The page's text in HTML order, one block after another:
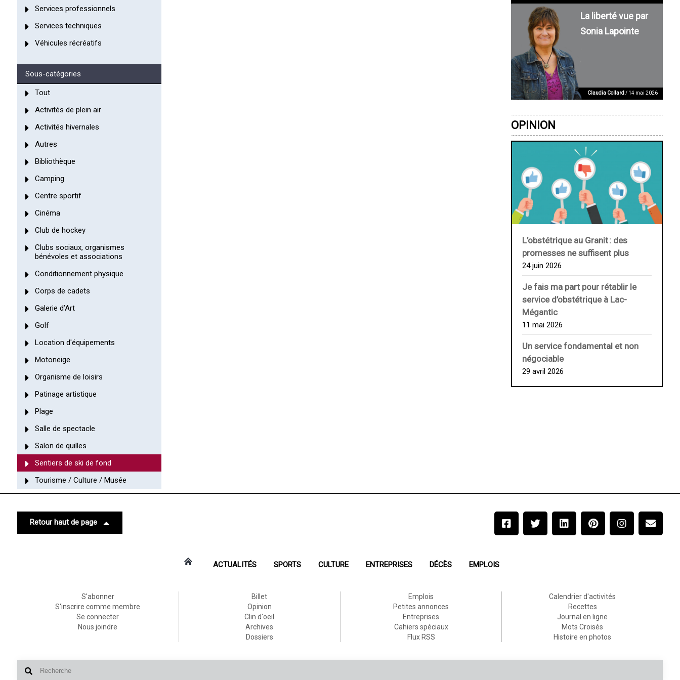
Services professionnels
Services techniques
Véhicules récréatifs
Sous-catégories
Tout
Activités de plein air
Activités hivernales
Autres
Bibliothèque
Camping
Centre sportif
Cinéma
Club de hockey
Clubs sociaux, organismes
bénévoles et associations
Conditionnement physique
Corps de cadets
Galerie d’Art
Golf
Location d'équipements
Motoneige
Organisme de loisirs
Patinage artistique
Plage
Salle de spectacle
Salon de quilles
Sentiers de ski de fond
Tourisme / Culture / Musée
La liberté vue par
Sonia Lapointe
Claudia Collard/ 14 mai 2026
OPINION
L’obstétrique au ­Granit : des
promesses ne suffisent plus
24 juin 2026
Je fais ma part pour rétablir le
service d’obstétrique à Lac-
Mégantic
11 mai 2026
Un service fondamental et non
négociable
29 avril 2026
Retour haut de page
ACTUALITÉS SPORTS CULTURE ENTREPRISES DÉCÈS EMPLOIS
S'abonner
S'inscrire comme membre
Se connecter
Nous joindre
Billet
Opinion
Clin d'oeil
Archives
Dossiers
Emplois
Petites annonces
Entreprises
Cahiers spéciaux
Flux RSS
Calendrier d'activités
Recettes
Journal en ligne
Mots Croisés
Histoire en photos